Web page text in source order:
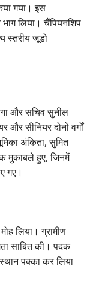
गया। इस
लिया। चैंपियनशिप
स्तरीय जूडो
और सचिव सुनील
और सीनियर दोनों वर्गों
अंकिता, सुमित
मुकाबले हुए, जिनमें
गए।
लिया। ग्रामीण
साबित की। पदक
पक्का कर लिया